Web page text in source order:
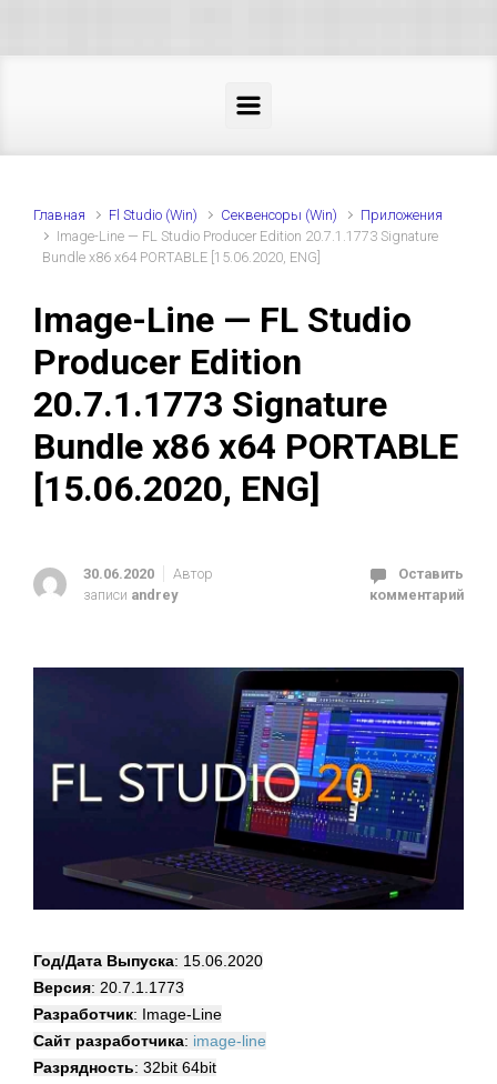
Главная Fl Studio (Win) Секвенсоры (Win)
Приложения
Image-Line — FL Studio Producer Edition 20.7.1.1773 Signature
Bundle x86 x64 PORTABLE [15.06.2020, ENG]
Image-Line — FL Studio
Producer Edition
20.7.1.1773 Signature
Bundle x86 x64 PORTABLE
[15.06.2020, ENG]
30.06.2020
Автор
записи andrey
Оставить
комментарий
Год/Дата Выпуска: 15.06.2020
Версия: 20.7.1.1773
Разработчик: Image-Line
Сайт разработчика: image-line
Разрядность: 32bit 64bit